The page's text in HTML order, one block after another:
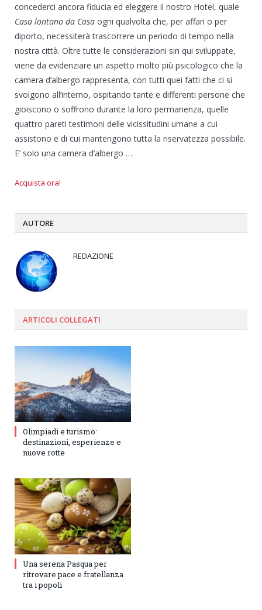
concederci ancora fiducia ed eleggere il nostro Hotel, quale
Casa lontano da Casa ogni qualvolta che, per affari o per
diporto, necessiterà trascorrere un periodo di tempo nella
nostra città. Oltre tutte le considerazioni sin qui sviluppate,
viene da evidenziare un aspetto molto più psicologico che la
camera d’albergo rappresenta, con tutti quei fatti che ci si
svolgono all’interno, ospitando tante e differenti persone che
gioiscono o soffrono durante la loro permanenza, quelle
quattro pareti testimoni delle vicissitudini umane a cui
assistono e di cui mantengono tutta la riservatezza possibile.
E’ solo una camera d’albergo …
Acquista ora!
AUTORE
REDAZIONE
ARTICOLI COLLEGATI
Olimpiadi e turismo:
destinazioni, esperienze e
nuove rotte
Una serena Pasqua per
ritrovare pace e fratellanza
tra i popoli